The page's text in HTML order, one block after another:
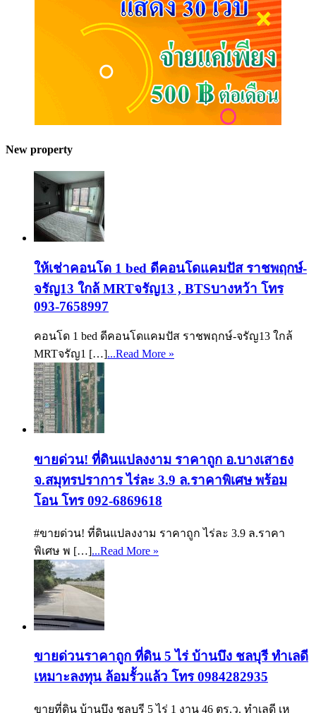
New property
ให้เช่าคอนโด 1 bed ดีคอนโดแคมปัส ราชพฤกษ์-
จรัญ13 ใกล้ MRTจรัญ13 , BTSบางหว้า โทร
093-7658997
คอนโด 1 bed ดีคอนโดแคมปัส ราชพฤกษ์-จรัญ13 ใกล้
MRTจรัญ1 […]...Read More »
ขายด่วน! ที่ดินแปลงงาม ราคาถูก อ.บางเสาธง
จ.สมุทรปราการ ไร่ละ 3.9 ล.ราคาพิเศษ พร้อม
โอน โทร 092-6869618
#ขายด่วน! ที่ดินแปลงงาม ราคาถูก ไร่ละ 3.9 ล.ราคา
พิเศษ พ […]...Read More »
ขายด่วนราคาถูก ที่ดิน 5 ไร่ บ้านบึง ชลบุรี ทำเลดี
เหมาะลงทุน ล้อมรั้วแล้ว โทร 0984282935
ขายที่ดิน บ้านบึง ชลบุรี 5 ไร่ 1 งาน 46 ตร.ว. ทำเลดี เห